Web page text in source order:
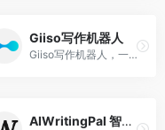
Giiso写作机器人
Giiso写作机器人，一款内容创作AI辅助工具
AIWritingPal 智写助手